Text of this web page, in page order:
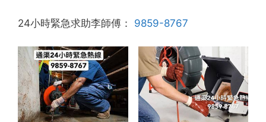
24小時緊急求助李師傅： 9859-8767